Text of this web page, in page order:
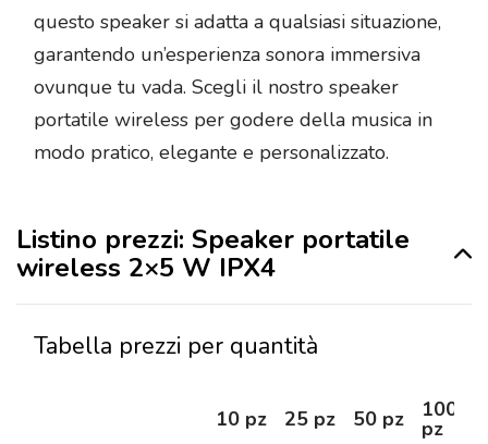
questo speaker si adatta a qualsiasi situazione,
garantendo un’esperienza sonora immersiva
ovunque tu vada. Scegli il nostro speaker
portatile wireless per godere della musica in
modo pratico, elegante e personalizzato.
Listino prezzi: Speaker portatile
wireless 2×5 W IPX4
Tabella prezzi per quantità
10 pz 25 pz 50 pz 100
pz